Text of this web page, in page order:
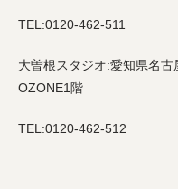
TEL:0120-462-511
大曽根スタジオ:愛知県名
OZONE1階
TEL:0120-462-512